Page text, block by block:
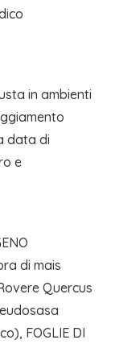
in ambienti
data di
e
di mais
Quercus
FOGLIE DI